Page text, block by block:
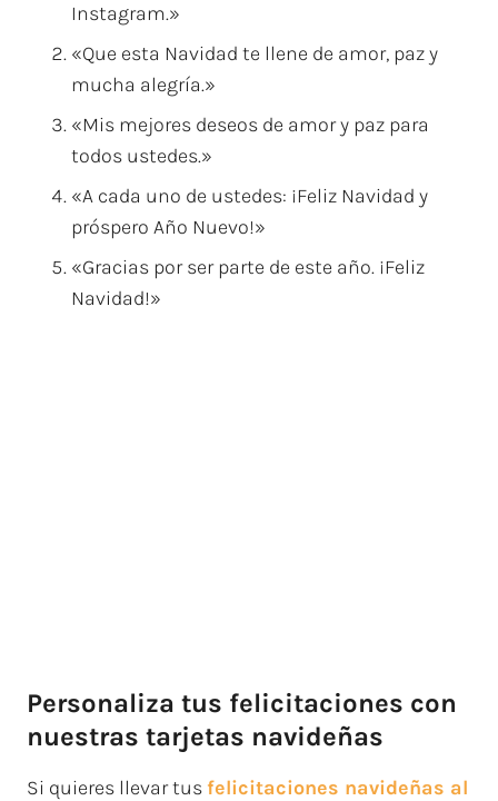
Instagram.»
«Que esta Navidad te llene de amor, paz y
mucha alegría.»
«Mis mejores deseos de amor y paz para
todos ustedes.»
«A cada uno de ustedes: ¡Feliz Navidad y
próspero Año Nuevo!»
«Gracias por ser parte de este año. ¡Feliz
Navidad!»
Personaliza tus felicitaciones con
nuestras tarjetas navideñas
Si quieres llevar tus felicitaciones navideñas al